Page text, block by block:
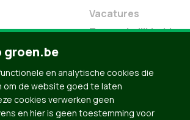
Vacatures
Toegankelijkheid
groen.be
en analytische cookies die
om de website goed te laten
cookies verwerken geen
en hier is geen toestemming voor